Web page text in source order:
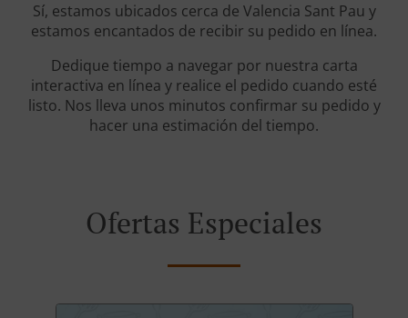
Sí, estamos ubicados cerca de Valencia Sant Pau y
estamos encantados de recibir su pedido en línea.
Dedique tiempo a navegar por nuestra carta
interactiva en línea y realice el pedido cuando esté
listo. Nos lleva unos minutos confirmar su pedido y
hacer una estimación del tiempo.
Ofertas Especiales